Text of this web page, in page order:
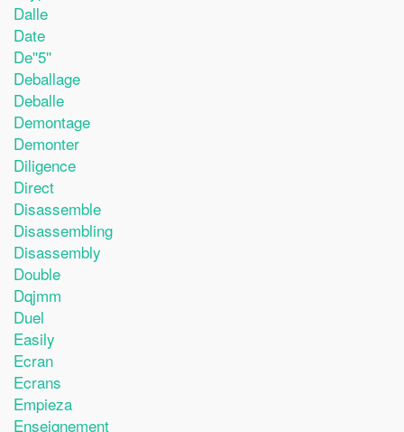
Dalle
Date
De''5''
Deballage
Deballe
Demontage
Demonter
Diligence
Direct
Disassemble
Disassembling
Disassembly
Double
Dqjmm
Duel
Easily
Ecran
Ecrans
Empieza
Enseignement